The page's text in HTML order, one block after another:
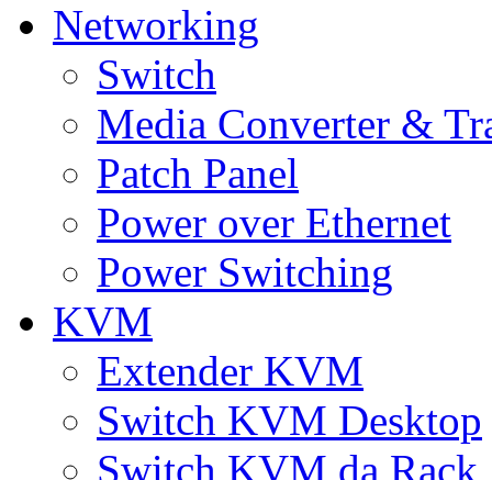
Networking
Switch
Media Converter &
Patch Panel
Power over Ethernet
Power Switching
KVM
Extender KVM
Switch KVM Desktop
Switch KVM da Rack